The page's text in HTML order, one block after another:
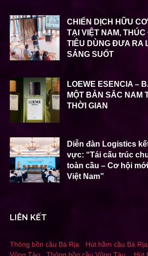
CHIẾN DỊCH HỮU
TẠI VIỆT NAM,
TIÊU DÙNG ĐƯA RA
SÁNG SUỐT
LOEWE ESENCIA –
MỘT BẢN SẮC NAM
THỜI GIAN
Diễn đàn Logistics
vực: “Tái cấu trúc
toàn cầu – Cơ hội
Việt Nam”
LIÊN KẾT
Thông bồn cầu Bà Rịa Hút hầm cầu Bà Rịa